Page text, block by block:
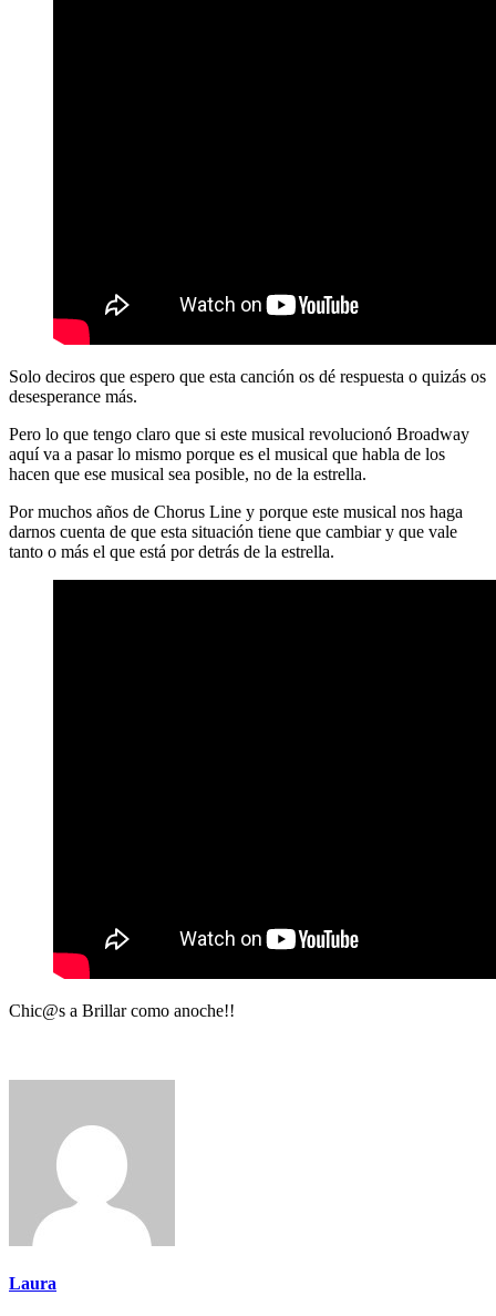
Solo deciros que espero que esta canción os dé respuesta o quizás os
desesperance más.
Pero lo que tengo claro que si este musical revolucionó Broadway
aquí va a pasar lo mismo porque es el musical que habla de los
hacen que ese musical sea posible, no de la estrella.
Por muchos años de Chorus Line y porque este musical nos haga
darnos cuenta de que esta situación tiene que cambiar y que vale
tanto o más el que está por detrás de la estrella.
Chic@s a Brillar como anoche!!
Laura